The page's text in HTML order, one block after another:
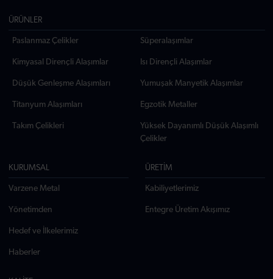
ÜRÜNLER
Paslanmaz Çelikler Süperalaşımlar
Kimyasal Dirençli Alaşımlar Isı Dirençli Alaşımlar
Düşük Genleşme Alaşımları Yumuşak Manyetik Alaşımlar
Titanyum Alaşımları Egzotik Metaller
Takım Çelikleri
Yüksek Dayanımlı Düşük Alaşımlı
Çelikler
KURUMSAL
Varzene Metal
Yönetimden
Hedef ve İlkelerimiz
Haberler
ÜRETİM
Kabiliyetlerimiz
Entegre Üretim Akışımız